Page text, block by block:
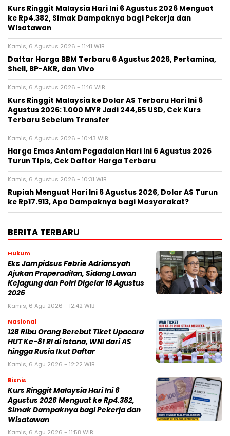
Kurs Ringgit Malaysia Hari Ini 6 Agustus 2026 Menguat
ke Rp4.382, Simak Dampaknya bagi Pekerja dan
Wisatawan
Kamis, 6 Agustus 2026 - 11:41 WIB
Daftar Harga BBM Terbaru 6 Agustus 2026, Pertamina,
Shell, BP-AKR, dan Vivo
Kamis, 6 Agustus 2026 - 11:16 WIB
Kurs Ringgit Malaysia ke Dolar AS Terbaru Hari Ini 6
Agustus 2026: 1.000 MYR Jadi 244,65 USD, Cek Kurs
Terbaru Sebelum Transfer
Kamis, 6 Agustus 2026 - 10:43 WIB
Harga Emas Antam Pegadaian Hari Ini 6 Agustus 2026
Turun Tipis, Cek Daftar Harga Terbaru
Kamis, 6 Agustus 2026 - 10:31 WIB
Rupiah Menguat Hari Ini 6 Agustus 2026, Dolar AS Turun
ke Rp17.913, Apa Dampaknya bagi Masyarakat?
BERITA TERBARU
Hukum
Eks Jampidsus Febrie Adriansyah
Ajukan Praperadilan, Sidang Lawan
Kejagung dan Polri Digelar 18 Agustus
2026
Kamis, 6 Agu 2026 - 12:42 WIB
Nasional
128 Ribu Orang Berebut Tiket Upacara
HUT Ke-81 RI di Istana, WNI dari AS
hingga Rusia Ikut Daftar
Kamis, 6 Agu 2026 - 12:22 WIB
Bisnis
Kurs Ringgit Malaysia Hari Ini 6
Agustus 2026 Menguat ke Rp4.382,
Simak Dampaknya bagi Pekerja dan
Wisatawan
Kamis, 6 Agu 2026 - 11:58 WIB